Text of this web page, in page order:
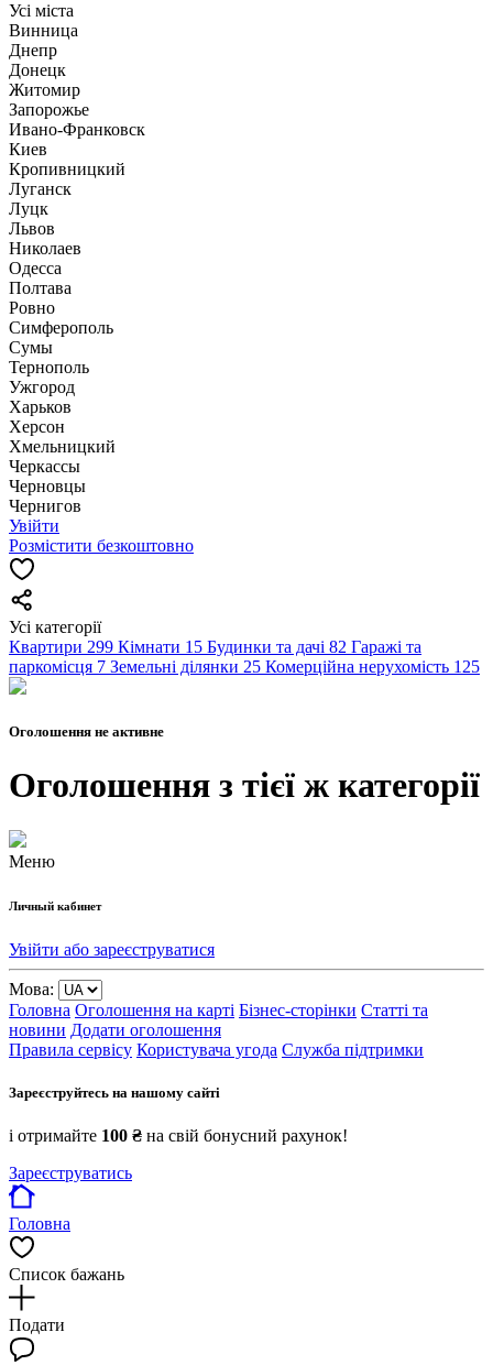
Усі міста
Винница
Днепр
Донецк
Житомир
Запорожье
Ивано-Франковск
Киев
Кропивницкий
Луганск
Луцк
Львов
Николаев
Одесса
Полтава
Ровно
Симферополь
Сумы
Тернополь
Ужгород
Харьков
Херсон
Хмельницкий
Черкассы
Чернoвцы
Чернигов
Увійти
Розмістити безкоштовно
Усі категорії
Квартири 299 Кімнати 15 Будинки та дачі 82 Гаражі та
паркомісця 7 Земельні ділянки 25 Комерційна нерухомість 125
Оголошення не активне
Оголошення з тієї ж категорії
Меню
Личный кабинет
Увійти або зареєструватися
Мова:
Головна Оголошення на карті Бізнес-сторінки Статті та
новини Додати оголошення
Правила сервісу Користувача угода Служба підтримки
Зареєструйтесь на нашому сайті
і отримайте 100 ₴ на свій бонусний рахунок!
Зареєструватись
Головна
Список бажань
Подати